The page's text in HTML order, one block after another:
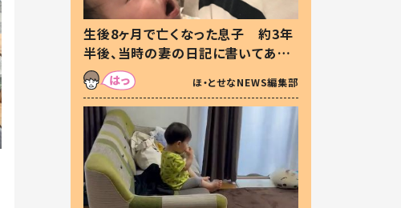
生後8ヶ月で亡くなった息子 約3年
半後、当時の妻の日記に書いてあっ
た本音とは
ほ・とせなNEWS編集部